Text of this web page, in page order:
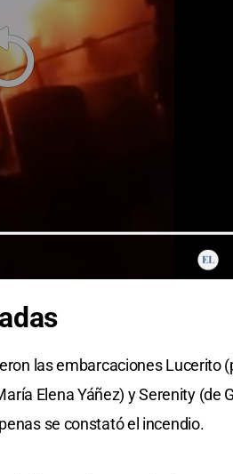
las embarcaciones Lucerito
Elena Yáñez) y Serenity (de
se constató el incendio.